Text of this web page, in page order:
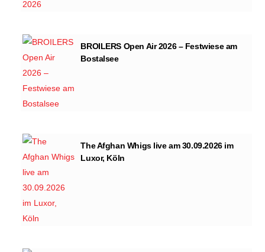
BROILERS Open Air 2026 – Festwiese am
Bostalsee
The Afghan Whigs live am 30.09.2026 im
Luxor, Köln